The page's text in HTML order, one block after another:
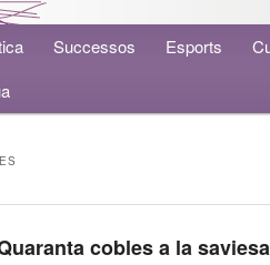
Successos Esports
cobles a la saviesa